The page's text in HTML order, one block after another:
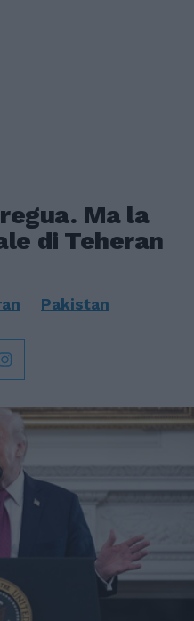
Ma la
di Teheran
Pakistan